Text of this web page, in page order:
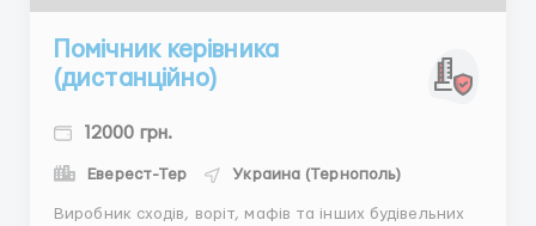
Помічник керівника
(дистанційно)
12000 грн.
Еверест-Тер Украина (Тернополь)
Виробник сходів, воріт, мафів та інших будівельних